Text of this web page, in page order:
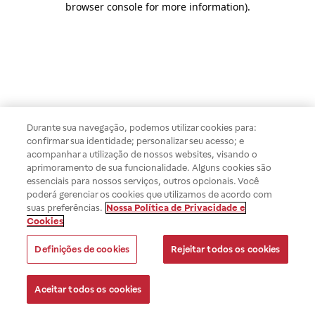
browser console for more information).
Durante sua navegação, podemos utilizar cookies para:
confirmar sua identidade; personalizar seu acesso; e
acompanhar a utilização de nossos websites, visando o
aprimoramento de sua funcionalidade. Alguns cookies são
essenciais para nossos serviços, outros opcionais. Você
poderá gerenciar os cookies que utilizamos de acordo com
suas preferências. Nossa Política de Privacidade e
Cookies
Definições de cookies Rejeitar todos os cookies
Aceitar todos os cookies